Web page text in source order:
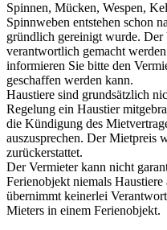
Spinnen, Mücken, Wespen,
Spinnweben entstehen schon
gründlich gereinigt wurde.
verantwortlich gemacht
informieren Sie bitte den
geschaffen werden kann.
Haustiere sind grundsätzlich
Regelung ein Haustier
die Kündigung des
auszusprechen. Der Mietpreis
zurückerstattet.
Der Vermieter kann nicht
Ferienobjekt niemals
übernimmt keinerlei
Mieters in einem Ferienobjekt.